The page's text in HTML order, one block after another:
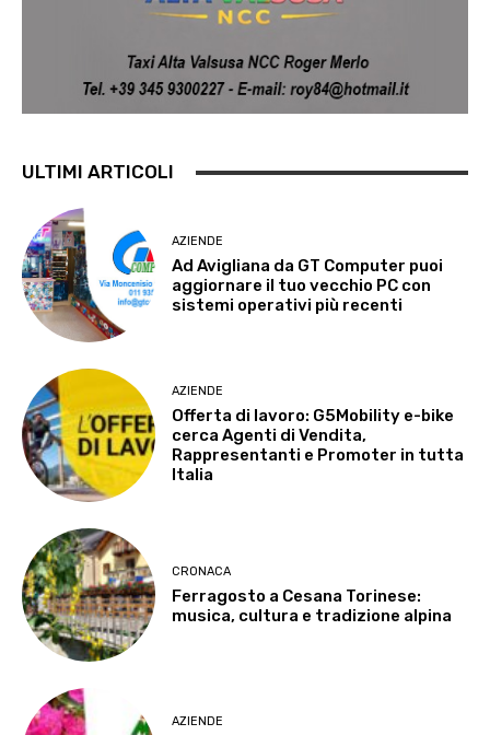
ULTIMI ARTICOLI
AZIENDE
Ad Avigliana da GT Computer puoi
aggiornare il tuo vecchio PC con
sistemi operativi più recenti
AZIENDE
Offerta di lavoro: G5Mobility e-bike
cerca Agenti di Vendita,
Rappresentanti e Promoter in tutta
Italia
CRONACA
Ferragosto a Cesana Torinese:
musica, cultura e tradizione alpina
AZIENDE